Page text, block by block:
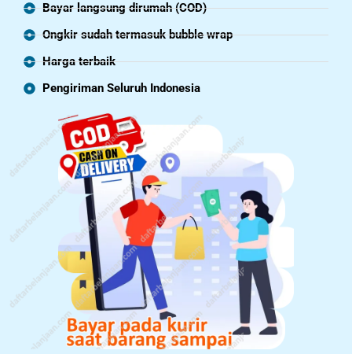
Bayar langsung dirumah (COD)
Ongkir sudah termasuk bubble wrap
Harga terbaik
Pengiriman Seluruh Indonesia